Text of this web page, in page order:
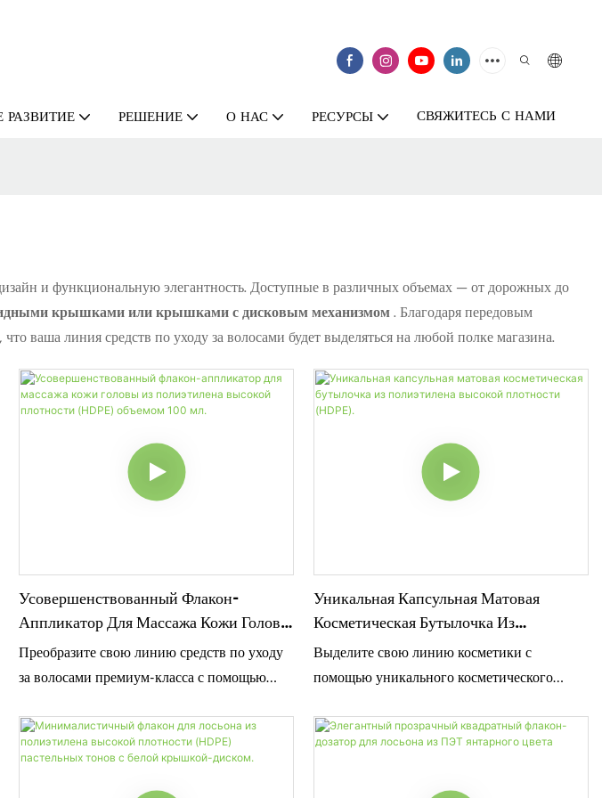
РАЗВИТИЕ РЕШЕНИЕ О НАС РЕСУРСЫ СВЯЖИТЕСЬ С НАМИ
и функциональную элегантность. Доступные в различных объемах — от дорожных до
крышками или крышками с дисковым механизмом. Благодаря передовым
ваша линия средств по уходу за волосами будет выделяться на любой полке магазина.
Усовершенствованный Флакон-
Аппликатор Для Массажа Кожи Головы
Из Полиэтилена Высокой Плотности
(HDPE) Объемом 100 Мл.
Преобразите свою линию средств по уходу
за волосами премиум-класса с помощью
аппликатора для кожи головы SampoX.
Изготовленный из прочного полиэтилена
Уникальная Капсульная Матовая
Косметическая Бутылочка Из
Полиэтилена Высокой Плотности
(HDPE).
Выделите свою линию косметики с
помощью уникального косметического
полиэтилена высокой плотности (HDPE).
Благодаря характерной форме в виде